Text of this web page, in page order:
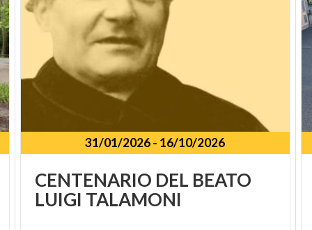
31/01/2026- 16/10/2026
CENTENARIO DEL BEATO
LUIGI TALAMONI